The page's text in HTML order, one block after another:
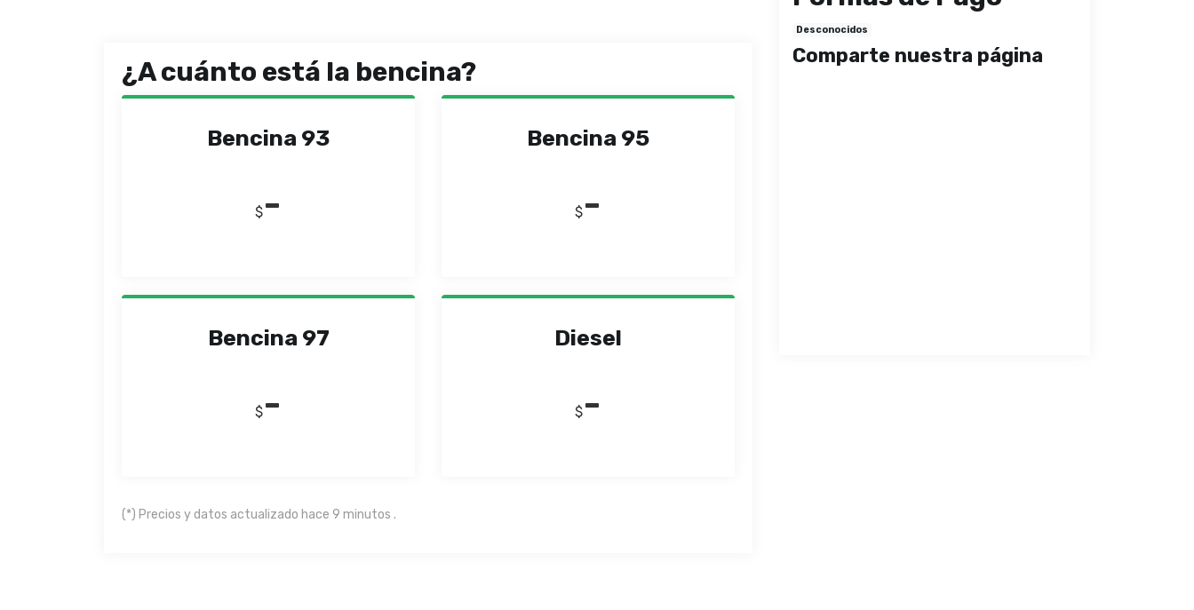
¿A cuánto está la bencina?
Bencina 93
$-
Bencina 95
$-
Bencina 97
$-
Diesel
$-
(*) Precios y datos actualizado hace 9 minutos .
Desconocidos
Comparte nuestra página